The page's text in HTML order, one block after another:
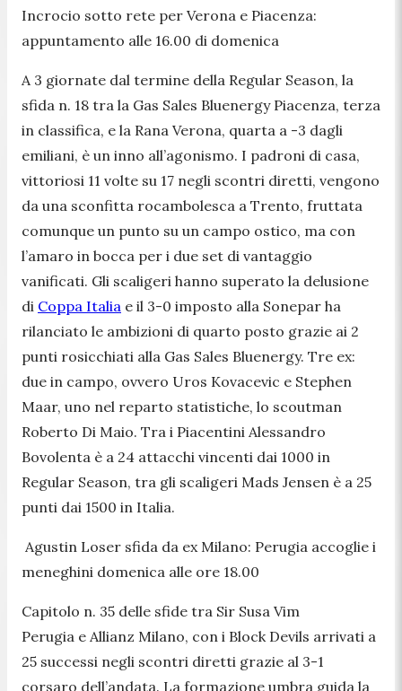
Incrocio sotto rete per Verona e Piacenza:
appuntamento alle 16.00 di domenica
A 3 giornate dal termine della Regular Season, la
sfida n. 18 tra la Gas Sales Bluenergy Piacenza, terza
in classifica, e la Rana Verona, quarta a -3 dagli
emiliani, è un inno all’agonismo. I padroni di casa,
vittoriosi 11 volte su 17 negli scontri diretti, vengono
da una sconfitta rocambolesca a Trento, fruttata
comunque un punto su un campo ostico, ma con
l’amaro in bocca per i due set di vantaggio
vanificati. Gli scaligeri hanno superato la delusione
di Coppa Italia e il 3-0 imposto alla Sonepar ha
rilanciato le ambizioni di quarto posto grazie ai 2
punti rosicchiati alla Gas Sales Bluenergy. Tre ex:
due in campo, ovvero Uros Kovacevic e Stephen
Maar, uno nel reparto statistiche, lo scoutman
Roberto Di Maio. Tra i Piacentini Alessandro
Bovolenta è a 24 attacchi vincenti dai 1000 in
Regular Season, tra gli scaligeri Mads Jensen è a 25
punti dai 1500 in Italia.
Agustin Loser sfida da ex Milano: Perugia accoglie i
meneghini domenica alle ore 18.00
Capitolo n. 35 delle sfide tra Sir Susa Vim
Perugia e Allianz Milano, con i Block Devils arrivati a
25 successi negli scontri diretti grazie al 3-1
corsaro dell’andata. La formazione umbra guida la